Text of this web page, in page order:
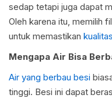
sedap tetapi juga dapat
Oleh karena itu, memilih
untuk memastikan
Mengapa Air Bisa
Air yang berbau besi
tinggi. Besi ini dapat